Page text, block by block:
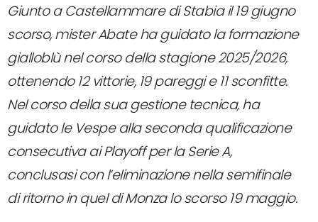
Giunto a Castellammare di Stabia il 19 giugno
scorso, mister Abate ha guidato la formazione
gialloblù nel corso della stagione 2025/2026,
ottenendo 12 vittorie, 19 pareggi e 11 sconfitte.
Nel corso della sua gestione tecnica, ha
guidato le Vespe alla seconda qualificazione
consecutiva ai Playoff per la Serie A,
conclusasi con l’eliminazione nella semifinale
di ritorno in quel di Monza lo scorso 19 maggio.